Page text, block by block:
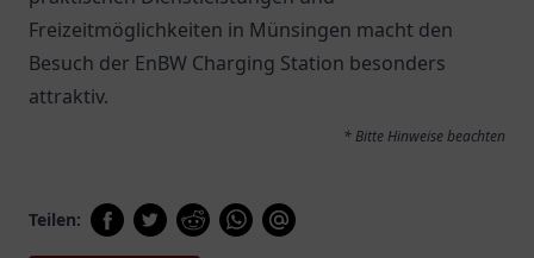
Freizeitmöglichkeiten in Münsingen macht den
Besuch der EnBW Charging Station besonders
attraktiv.
* Bitte Hinweise beachten
Teilen: